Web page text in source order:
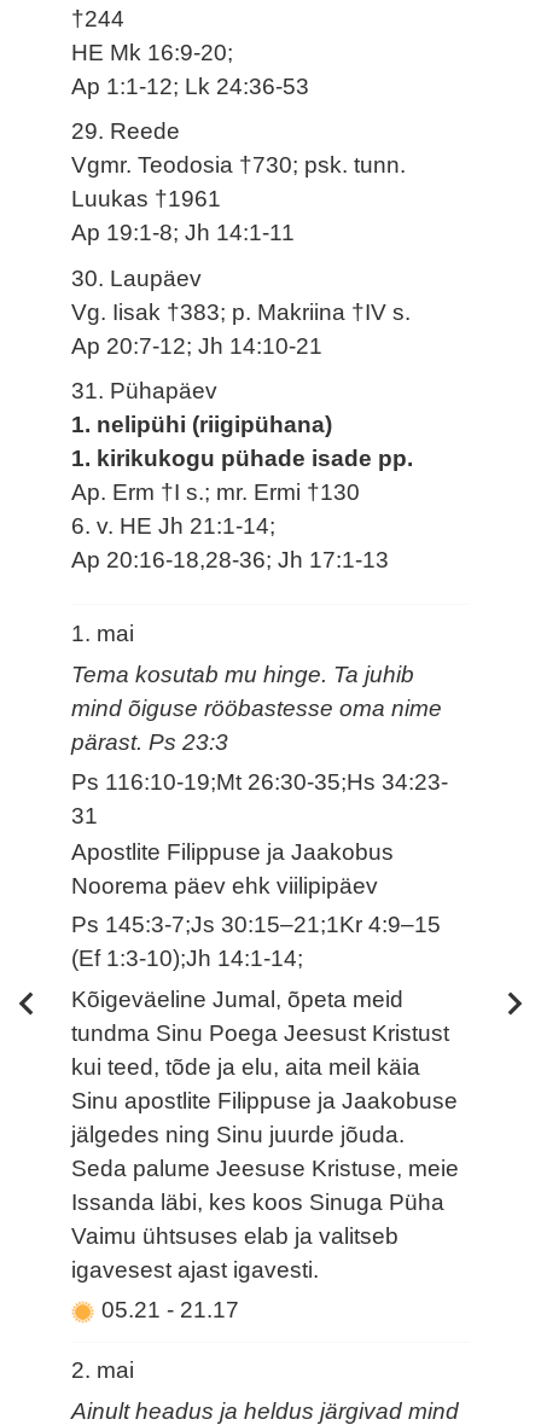
†244
HE Mk 16:9-20;
Ap 1:1-12; Lk 24:36-53
29. Reede
Vgmr. Teodosia †730; psk. tunn.
Luukas †1961
Ap 19:1-8; Jh 14:1-11
30. Laupäev
Vg. Iisak †383; p. Makriina †IV s.
Ap 20:7-12; Jh 14:10-21
31. Pühapäev
1. nelipühi (riigipühana)
1. kirikukogu pühade isade pp.
Ap. Erm †I s.; mr. Ermi †130
6. v. HE Jh 21:1-14;
Ap 20:16-18,28-36; Jh 17:1-13
1. mai
Tema kosutab mu hinge. Ta juhib
mind õiguse rööbastesse oma nime
pärast. Ps 23:3
Ps 116:10-19;Mt 26:30-35;Hs 34:23-
31
Apostlite Filippuse ja Jaakobus
Noorema päev ehk viilipipäev
Ps 145:3-7;Js 30:15–21;1Kr 4:9–15
(Ef 1:3-10);Jh 14:1-14;
Kõigeväeline Jumal, õpeta meid
tundma Sinu Poega Jeesust Kristust
kui teed, tõde ja elu, aita meil käia
Sinu apostlite Filippuse ja Jaakobuse
jälgedes ning Sinu juurde jõuda.
Seda palume Jeesuse Kristuse, meie
Issanda läbi, kes koos Sinuga Püha
Vaimu ühtsuses elab ja valitseb
igavesest ajast igavesti.
05.21- 21.17
2. mai
Ainult headus ja heldus järgivad mind